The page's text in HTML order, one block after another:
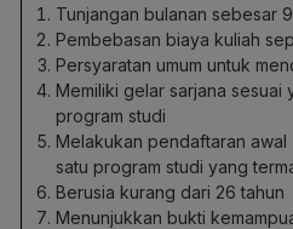
Tunjangan bulanan sebesar
Pembebasan biaya kuliah
Persyaratan umum untuk
Memiliki gelar sarjana sesuai
program studi
Melakukan pendaftaran awal
satu program studi yang
Berusia kurang dari 26 tahun
Menunjukkan bukti